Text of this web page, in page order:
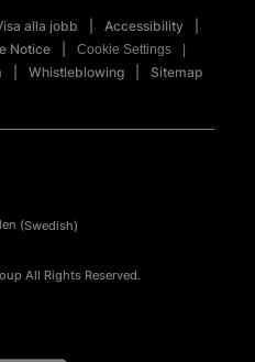
alla jobb
Accessibility
Notice Cookie Settings
Whistleblowing Sitemap
All Rights Reserved.
(Swedish)